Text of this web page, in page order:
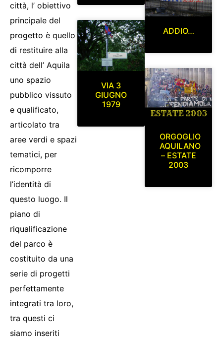
città, l’ obiettivo
principale del
progetto è quello
di restituire alla
città dell’ Aquila
uno spazio
pubblico vissuto
e qualificato,
articolato tra
aree verdi e spazi
tematici, per
ricomporre
l’identità di
questo luogo. Il
piano di
riqualificazione
del parco è
costituito da una
serie di progetti
perfettamente
integrati tra loro,
tra questi ci
siamo inseriti
VIA 3
GIUGNO
1979
ADDIO…
ORGOGLIO
AQUILANO
– ESTATE
2003